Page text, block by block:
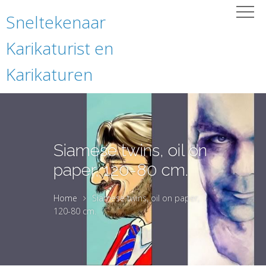
Sneltekenaar
Karikaturist en
Karikaturen
Siamese twins, oil on
paper, 120-80 cm.
Home
Siamese twins, oil on paper,
120-80 cm.